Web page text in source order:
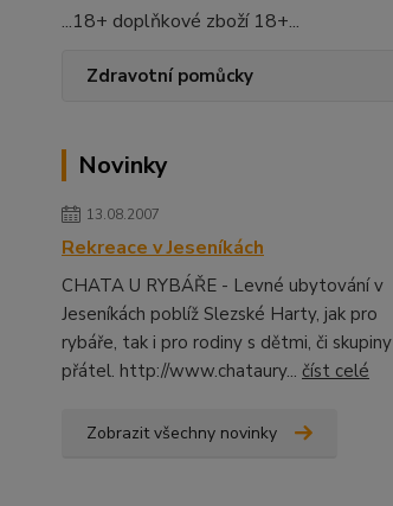
...18+ doplňkové zboží 18+...
Zdravotní pomůcky
Novinky
13.08.2007
Rekreace v Jeseníkách
CHATA U RYBÁŘE - Levné ubytování v
Jeseníkách poblíž Slezské Harty, jak pro
rybáře, tak i pro rodiny s dětmi, či skupiny
přátel. http://www.chataury... číst celé
Zobrazit všechny novinky